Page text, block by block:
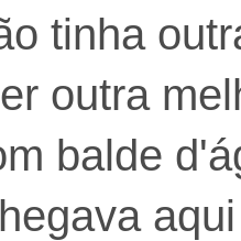
tinha
outra
balde